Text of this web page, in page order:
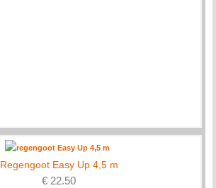
Regengoot Easy Up 4,5 m
€ 22.50